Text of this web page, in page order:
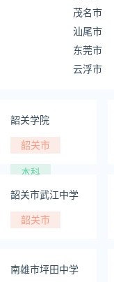
茂名市
汕尾市
东莞市
云浮市
韶关学院
韶关市
本科
韶关市武江中学
韶关市
南雄市坪田中学